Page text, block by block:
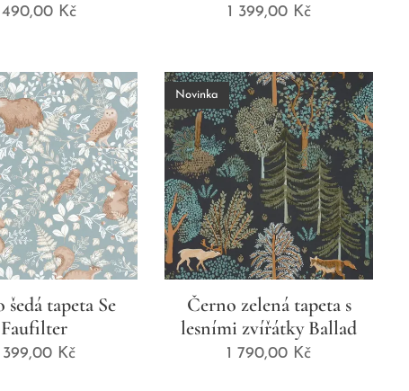
490,00 Kč 1 399,00Kč
tapeta Se
Faufilter
399,00 Kč
Černo zelená tapeta s
lesními zvířátky Ballad
Novinka
1 790,00 Kč